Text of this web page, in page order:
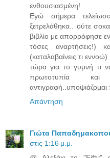
ενθουσιασμένη!
Εγώ σήμερα
ξετρελάθηκα.. ούτε
βιβλίο με απορρόφησε
τόσες αναρτήσεις!)
(καταλαβαίνεις τι εννοώ)
τώρα για το γυμνή τι
πρωτοτυπία
Απάντηση
Γιώτα
στις 1:16 μ.μ.